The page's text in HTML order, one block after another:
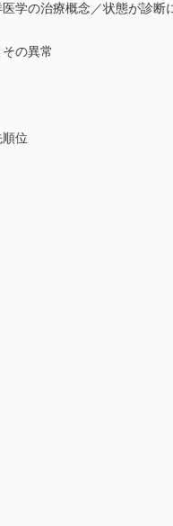
学の治療概念／状態が診断
の異常
位